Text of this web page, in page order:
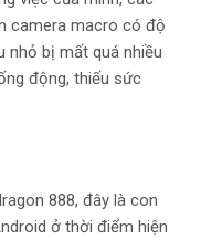
camera macro có độ
nhỏ bị mất quá nhiều
động, thiếu sức
888, đây là con
ở thời điểm hiện